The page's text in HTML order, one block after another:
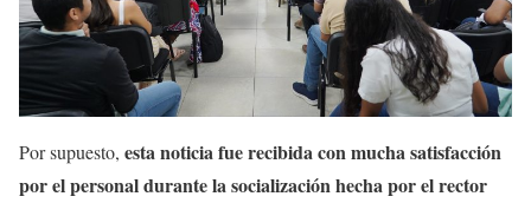
Por supuesto, esta noticia fue recibida con mucha satisfacción
por el personal durante la socialización hecha por el rector